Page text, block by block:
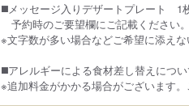
◼️メッセージ入りデザートプレート 1
予約時のご要望欄にご記載ください。
※文字数が多い場合などご希望に添えな
◼️アレルギーによる食材差し替えにつ
※追加料金がかかる場合がございます。